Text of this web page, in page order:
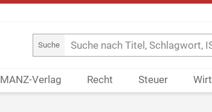
Suche
MANZ-Verlag Recht Steuer